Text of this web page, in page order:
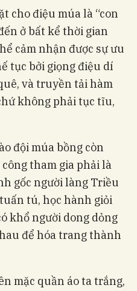
cho điệu múa là “con
ở bất kể thời gian
cảm nhận được sự ưu
tục bởi giọng điệu dí
và truyền tải hàm
không phải tục tĩu,
đội múa bồng còn
tham gia phải là
gốc người làng Triều
tú, học hành giỏi
khổ người dong dỏng
để hóa trang thành
mặc quần áo ta trắng,